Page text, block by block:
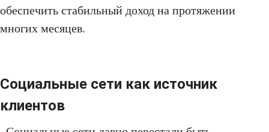
обеспечить стабильный доход на протяжении
многих месяцев.
Социальные сети как источник
клиентов